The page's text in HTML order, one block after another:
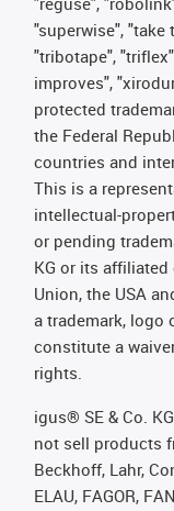
"superwise",
"tribotape",
improves",
protected
the Federal
countries and
This is a
intellectual-
or pending
KG or its affiliated
Union, the USA
a trademark,
constitute a
rights.
igus® SE & Co.
not sell products
Beckhoff, Lahr,
ELAU, FAGOR,